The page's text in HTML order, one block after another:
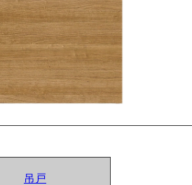
吊戸